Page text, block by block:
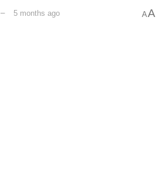
5 months ago AA